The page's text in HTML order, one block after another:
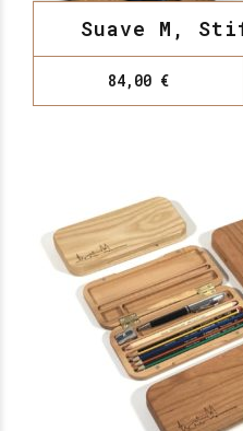
Suave M,
84,00 €